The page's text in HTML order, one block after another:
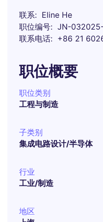
联系
Eline He
职位编号
JN-
联系电话
+86 21
职位概要
职位类别
工程与制造
子类别
集成电路设计/半导体
行业
工业/制造
地区